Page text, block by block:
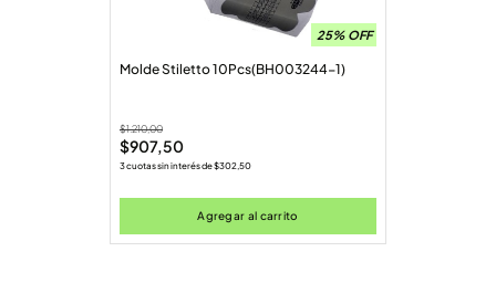
25% OFF
Molde Stiletto 10Pcs(BH003244-1)
$1.210,00
$907,50
3 cuotas sin interés de$302,50
Agregar al carrito